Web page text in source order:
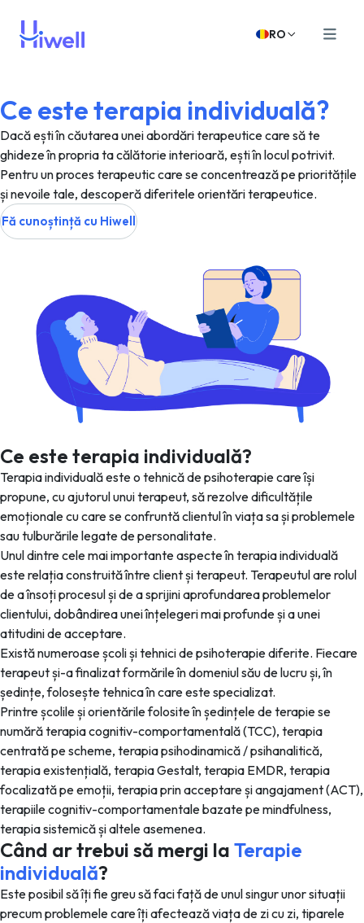
RO
Ce este terapia individuală?
Dacă ești în căutarea unei abordări terapeutice care să te
ghideze în propria ta călătorie interioară, ești în locul potrivit.
Pentru un proces terapeutic care se concentrează pe prioritățile
și nevoile tale, descoperă diferitele orientări terapeutice.
Fă cunoștință cu Hiwell
Ce este terapia individuală?
Terapia individuală este o tehnică de psihoterapie care își
propune, cu ajutorul unui terapeut, să rezolve dificultățile
emoționale cu care se confruntă clientul în viața sa și problemele
sau tulburările legate de personalitate.
Unul dintre cele mai importante aspecte în terapia individuală
este relația construită între client și terapeut. Terapeutul are rolul
de a însoți procesul și de a sprijini aprofundarea problemelor
clientului, dobândirea unei înțelegeri mai profunde și a unei
atitudini de acceptare.
Există numeroase școli și tehnici de psihoterapie diferite. Fiecare
terapeut și-a finalizat formările în domeniul său de lucru și, în
ședințe, folosește tehnica în care este specializat.
Printre școlile și orientările folosite în ședințele de terapie se
numără terapia cognitiv-comportamentală (TCC), terapia
centrată pe scheme, terapia psihodinamică / psihanalitică,
terapia existențială, terapia Gestalt, terapia EMDR, terapia
focalizată pe emoții, terapia prin acceptare și angajament (ACT),
terapiile cognitiv-comportamentale bazate pe mindfulness,
terapia sistemică și altele asemenea.
Când ar trebui să mergi la Terapie
individuală?
Este posibil să îți fie greu să faci față de unul singur unor situații
precum problemele care îți afectează viața de zi cu zi, tiparele